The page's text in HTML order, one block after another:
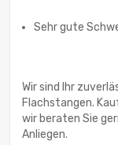
Sehr gute
Wir sind Ihr
Flachstangen.
wir beraten Sie
Anliegen.